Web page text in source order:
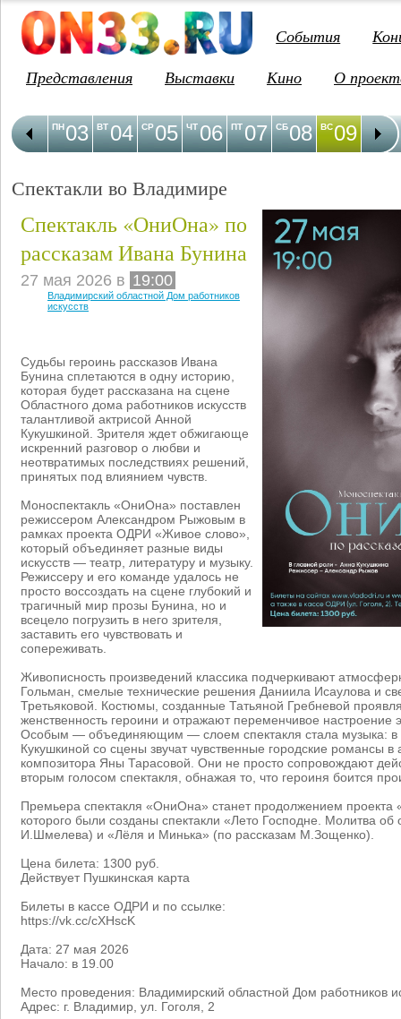
События
Представления
Выставки Кино О
03
ПН 04
ВТ 05
СР 06
ЧТ 07
ПТ 08
СБ 09
ВС 10
ПН
Спектакли во Владимире
Спектакль «ОниОна» по
рассказам Ивана Бунина
27 мая 2026 в 19:00
Владимирский областной Дом работников
искусств
Судьбы героинь рассказов Ивана
Бунина сплетаются в одну историю,
которая будет рассказана на сцене
Областного дома работников искусств
талантливой актрисой Анной
Кукушкиной. Зрителя ждет обжигающе
искренний разговор о любви и
неотвратимых последствиях решений,
принятых под влиянием чувств.
Моноспектакль «ОниОна» поставлен
режиссером Александром Рыжовым в
рамках проекта ОДРИ «Живое слово»,
который объединяет разные виды
искусств — театр, литературу и музыку.
Режиссеру и его команде удалось не
просто воссоздать на сцене глубокий и
трагичный мир прозы Бунина, но и
всецело погрузить в него зрителя,
заставить его чувствовать и
сопереживать.
Живописность произведений классика подчеркивают
Гольман, смелые технические решения Даниила Исаулова и
Третьяковой. Костюмы, созданные Татьяной Гребневой
женственность героини и отражают переменчивое настроение
Особым — объединяющим — слоем спектакля стала музыка: в
Кукушкиной со сцены звучат чувственные городские романсы в
композитора Яны Тарасовой. Они не просто сопровождают
вторым голосом спектакля, обнажая то, что героиня боится
Премьера спектакля «ОниОна» станет продолжением проекта
которого были созданы спектакли «Лето Господне. Молитва
И.Шмелева) и «Лёля и Минька» (по рассказам М.Зощенко).
Цена билета: 1300 руб.
Действует Пушкинская карта
Билеты в кассе ОДРИ и по ссылке:
https://vk.cc/cXHscK
Дата: 27 мая 2026
Начало: в 19.00
Место проведения: Владимирский областной Дом работников
Адрес: г. Владимир, ул. Гоголя, 2